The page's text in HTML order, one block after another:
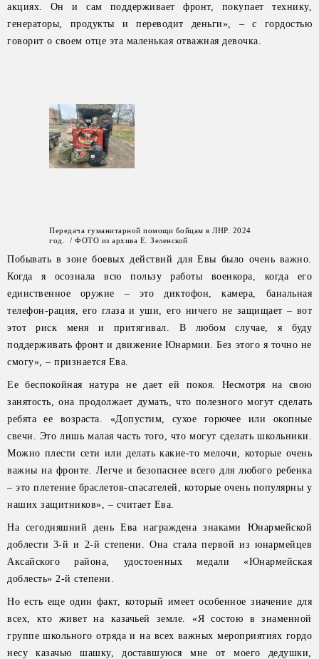
акциях. Он и сам поддерживает фронт, покупает технику,
генераторы, продукты и переводит деньги», – с гордостью
говорит о своем отце эта маленькая отважная девочка.
Передача гуманитарной помощи бойцам в ЛНР. 2024
год. / ФОТО из архива Е. Зеленской
Побывать в зоне боевых действий для Евы было очень важно.
Когда я осознала всю пользу работы военкора, когда его
единственное оружие – это диктофон, камера, банальная
телефон-рация, его глаза и уши, его ничего не защищает – вот
этот риск меня и притягивал. В любом случае, я буду
поддерживать фронт и движение Юнармии. Без этого я точно не
смогу», – признается Ева.
Ее беспокойная натура не дает ей покоя. Несмотря на свою
занятость, она продолжает думать, что полезного могут сделать
ребята ее возраста. «Допустим, сухое горючее или окопные
свечи. Это лишь малая часть того, что могут сделать школьники.
Можно плести сети или делать какие-то мелочи, которые очень
важны на фронте. Легче и безопаснее всего для любого ребенка
– это плетение браслетов-спасателей, которые очень популярны у
наших защитников», – считает Ева.
На сегодняшний день Ева награждена знаками Юнармейской
доблести 3-й и 2-й степени. Она стала первой из юнармейцев
Аксайского района, удостоенных медали «Юнармейская
доблесть» 2-й степени.
Но есть еще один факт, который имеет особенное значение для
всех, кто живет на казачьей земле. «Я состою в знаменной
группе школьного отряда и на всех важных мероприятиях гордо
несу казачью шашку, доставшуюся мне от моего дедушки,